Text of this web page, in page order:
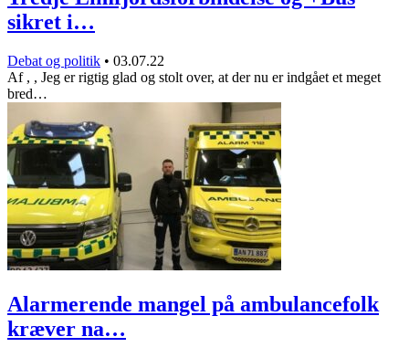
sikret i…
Debat og politik • 03.07.22
Af , , Jeg er rigtig glad og stolt over, at der nu er indgået et meget
bred…
Alarmerende mangel på ambulancefolk
kræver na…